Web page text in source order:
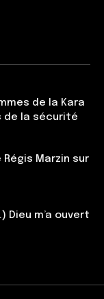
de la Kara
de la sécurité
Marzin sur
Dieu m’a ouvert